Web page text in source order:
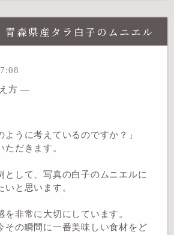
森県産タラ白子のムニエル
方 ―
ように考えているのですか？」
ただきます。
として、写真の白子のムニエルに
いと思います。
を非常に大切にしています。
その瞬間に一番美味しい食材をど